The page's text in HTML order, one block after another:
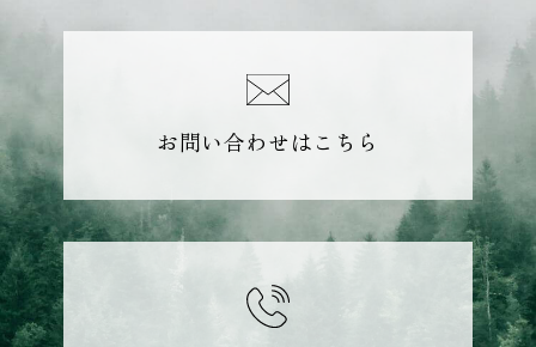
お問い合わせはこちら